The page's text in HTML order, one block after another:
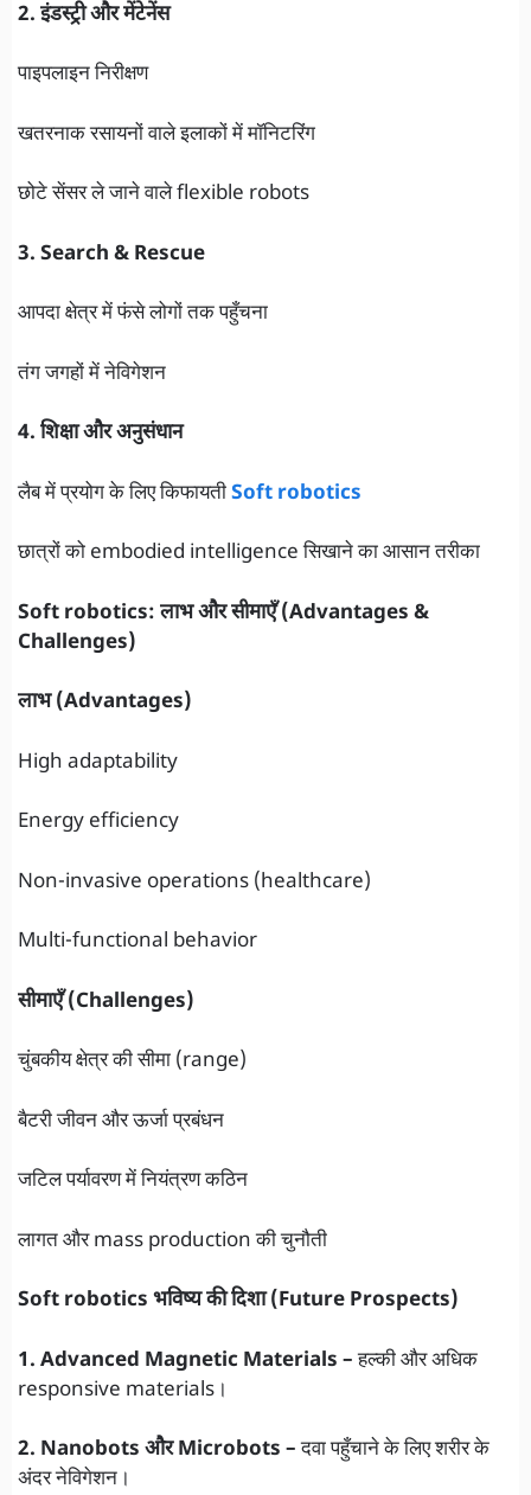
2. इंडस्ट्री और मेंटेनेंस
पाइपलाइन निरीक्षण
खतरनाक रसायनों वाले इलाकों में मॉनिटरिंग
छोटे सेंसर ले जाने वाले flexible robots
3. Search & Rescue
आपदा क्षेत्र में फंसे लोगों तक पहुँचना
तंग जगहों में नेविगेशन
4. शिक्षा और अनुसंधान
लैब में प्रयोग के लिए किफायतीSoft robotics
छात्रों को embodied intelligence सिखाने का आसान तरीका
Soft robotics: लाभ और सीमाएँ (Advantages &
Challenges)
लाभ (Advantages)
High adaptability
Energy efficiency
Non-invasive operations (healthcare)
Multi-functional behavior
सीमाएँ (Challenges)
चुंबकीय क्षेत्र की सीमा (range)
बैटरी जीवन और ऊर्जा प्रबंधन
जटिल पर्यावरण में नियंत्रण कठिन
लागत और mass production की चुनौती
Soft robotics भविष्य की दिशा (Future Prospects)
1. Advanced Magnetic Materials –हल्की और अधिक
responsive materials।
2. Nanobots और Microbots –दवा पहुँचाने के लिए शरीर के
अंदर नेविगेशन।